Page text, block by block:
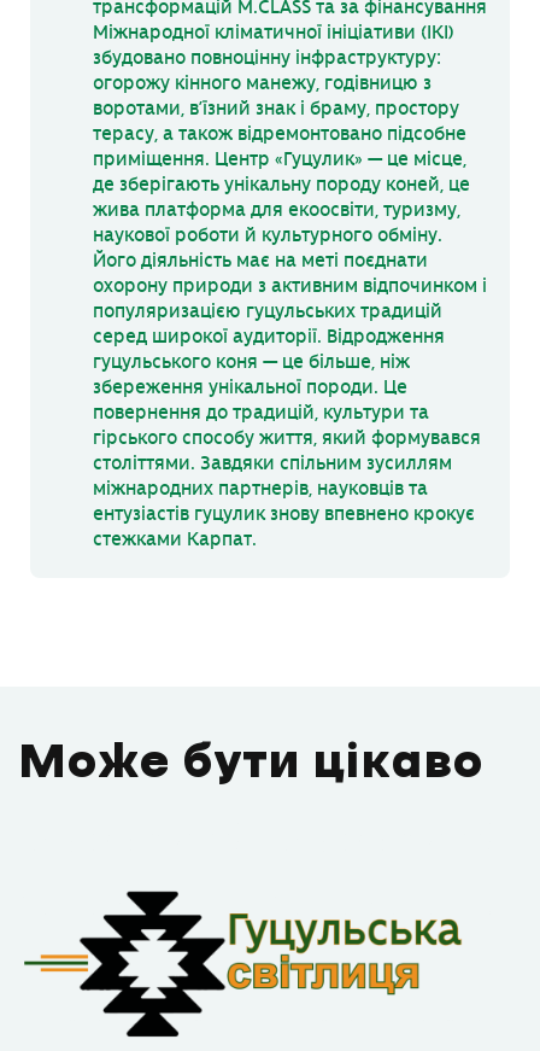
трансформацій М.CLASS та за фінансування
Міжнародної кліматичної ініціативи (ІКІ)
збудовано повноцінну інфраструктуру:
огорожу кінного манежу, годівницю з
воротами, в’їзний знак і браму, простору
терасу, а також відремонтовано підсобне
приміщення. Центр «Гуцулик» — це місце,
де зберігають унікальну породу коней, це
жива платформа для екоосвіти, туризму,
наукової роботи й культурного обміну.
Його діяльність має на меті поєднати
охорону природи з активним відпочинком і
популяризацією гуцульських традицій
серед широкої аудиторії. Відродження
гуцульського коня — це більше, ніж
збереження унікальної породи. Це
повернення до традицій, культури та
гірського способу життя, який формувався
століттями. Завдяки спільним зусиллям
міжнародних партнерів, науковців та
ентузіастів гуцулик знову впевнено крокує
стежками Карпат.
Може бути цікаво